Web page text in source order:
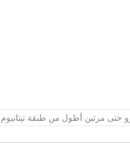
حتى مرتين أطول من طبقة